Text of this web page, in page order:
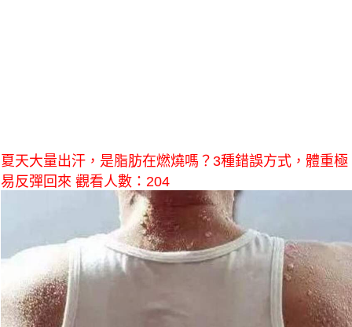
夏天大量出汗，是脂肪在燃燒嗎？3種錯誤方式，體重極
易反彈回來 觀看人數：204